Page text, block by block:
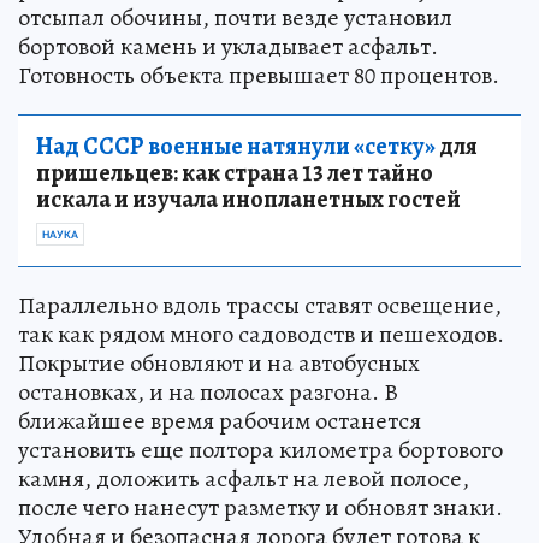
отсыпал обочины, почти везде установил
бортовой камень и укладывает асфальт.
Готовность объекта превышает 80 процентов.
Над СССР военные натянули «сетку»для
пришельцев: как страна 13 лет тайно
искала и изучала инопланетных гостей
НАУКА
Параллельно вдоль трассы ставят освещение,
так как рядом много садоводств и пешеходов.
Покрытие обновляют и на автобусных
остановках, и на полосах разгона. В
ближайшее время рабочим останется
установить еще полтора километра бортового
камня, доложить асфальт на левой полосе,
после чего нанесут разметку и обновят знаки.
Удобная и безопасная дорога будет готова к